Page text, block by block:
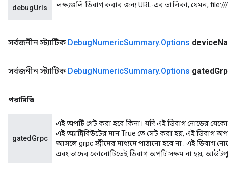
debugUrls লক্ষ্যগুলি ডিবাগ করার জন্য URL-এর তালিকা, যেমন,
সর্বজনীন স্ট্যাটিক DebugNumericSummary.Options device
সর্বজনীন স্ট্যাটিক DebugNumericSummary.Options gated
পরামিতি
gatedGrpc
এই অপটি গেট করা হবে কিনা। যদি এই ডিবাগ নোডের
এই অ্যাট্রিবিউটের মান True তে সেট করা হয়, এই ডিবাগ
আসলে grpc স্ট্রীমের মাধ্যমে পাঠানো হবে না . এই ডিবাগ
এবং তাদের কোনোটিতেই ডিবাগ অপটি সক্ষম না হয়,